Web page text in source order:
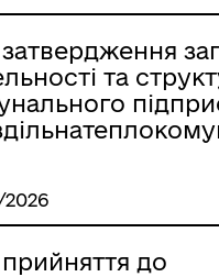
Розклад автобусів
Лиманське
та
до